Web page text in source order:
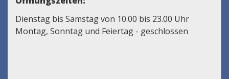
Dienstag bis Samstag von 10.00 bis 23.00 Uhr
Montag, Sonntag und Feiertag - geschlossen